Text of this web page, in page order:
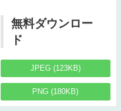
無料ダウンロー
ド
JPEG (123KB)
PNG (180KB)